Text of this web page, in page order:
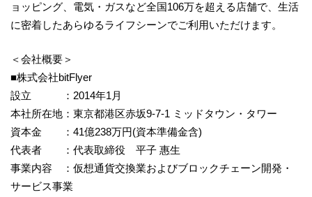
ョッピング、電気・ガスなど全国106万を超える店舗で、生活
に密着したあらゆるライフシーンでご利用いただけます。
＜会社概要＞
■株式会社bitFlyer
設立 ：2014年1月
本社所在地：東京都港区赤坂9-7-1 ミッドタウン・タワー
資本金 ：41億238万円(資本準備金含)
代表者 ：代表取締役 平子 惠生
事業内容 ：仮想通貨交換業およびブロックチェーン開発・
サービス事業